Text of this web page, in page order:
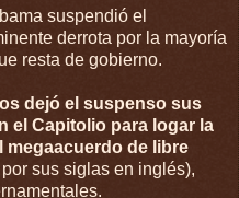
suspendió el
derrota por la mayoría
resta de gobierno.
dejó el suspenso sus
el Capitolio para logar la
megaacuerdo de libre
por sus siglas en inglés),